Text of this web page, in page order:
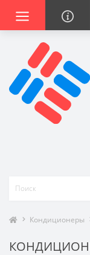
Кондиционеры